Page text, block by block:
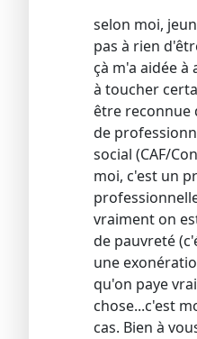
selon moi,
pas à rien
çà m'a aidée à
à toucher
être reconnue
de
social (CAF/
moi, c'est un
vraiment on
de pauvreté
une
qu'on paye
chose...c'est
cas. Bien à